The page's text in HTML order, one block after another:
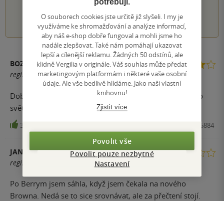
1 2 3 4 5
BOZKOBOB
registrovaný uživatel
Dobrodružné, napínavé, romantika. Zajímavý náhled do
světa staré Číny.
36 Kniha, Domino, 2011, 9788073035884
JANA HLAVIČKOVÁ
registrovaný uživatel
Po Berrym jsem sáhla, když jsem čekala na nového
Browna. Nedá se to sice srovnávat, ale za přečtení stojí.
O souborech cookies jste určitě již slyšeli. I my je
využíváme ke shromažďování a analýze informací,
aby náš e-shop dobře fungoval a mohli jsme ho
nadále zlepšovat. Také nám pomáhají ukazovat
lepší a cílenější reklamu. Žádných 50 odstínů, ale
klidně Vergilia v originále. Váš souhlas může předat
marketingovým platformám i některé vaše osobní
údaje. Ale vše bedlivě hlídáme. Jako naši vlastní
knihovnu!
Zjistit více
Povolit vše
Povolit pouze nezbytné
Nastavení